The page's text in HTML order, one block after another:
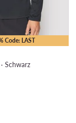
Code: LAST
Schwarz